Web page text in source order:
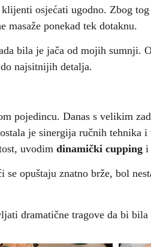
osjećati ugodno. Zbog
masaže ponekad tek dotaknu.
bila je jača od mojih sumnji.
najsitnijih detalja.
pojedincu. Danas s velikim
je sinergija ručnih tehnika i
uvodim dinamički cupping i
opuštaju znatno brže, bol
dramatične tragove da bi